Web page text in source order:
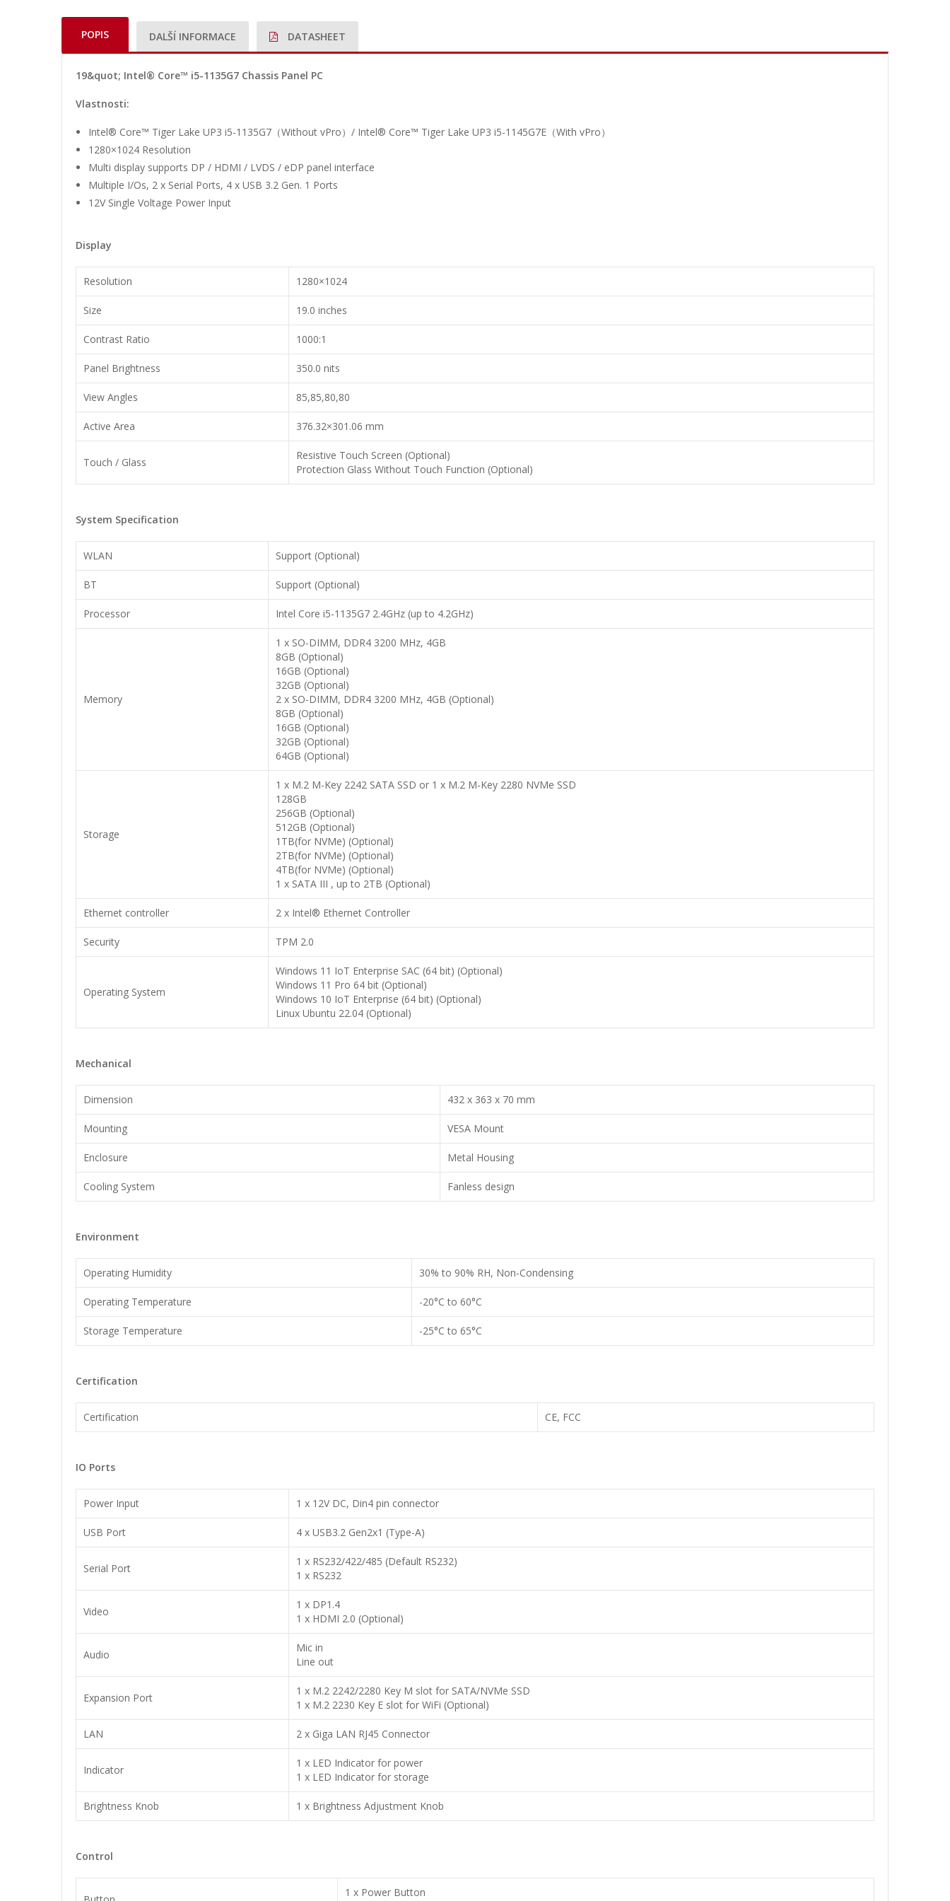
POPIS DALŠÍ INFORMACE DATASHEET
19&quot; Intel® Core™ i5-1135G7 Chassis Panel PC
Vlastnosti:
Intel® Core™ Tiger Lake UP3 i5-1135G7（Without vPro）/ Intel® Core™ Tiger Lake UP3 i5-1145G7E（With vPro）
1280×1024 Resolution
Multi display supports DP / HDMI / LVDS / eDP panel interface
Multiple I/Os, 2 x Serial Ports, 4 x USB 3.2 Gen. 1 Ports
12V Single Voltage Power Input
Display
Resolution 1280×1024
Size 19.0 inches
Contrast Ratio 1000:1
Panel Brightness 350.0 nits
View Angles 85,85,80,80
Active Area 376.32×301.06 mm
Touch / Glass
Resistive Touch Screen (Optional)
Protection Glass Without Touch Function (Optional)
System Specification
WLAN Support (Optional)
BT Support (Optional)
Processor Intel Core i5-1135G7 2.4GHz (up to 4.2GHz)
Memory
1 x SO-DIMM, DDR4 3200 MHz, 4GB
8GB (Optional)
16GB (Optional)
32GB (Optional)
2 x SO-DIMM, DDR4 3200 MHz, 4GB (Optional)
8GB (Optional)
16GB (Optional)
32GB (Optional)
64GB (Optional)
Storage
1 x M.2 M-Key 2242 SATA SSD or 1 x M.2 M-Key 2280 NVMe SSD
128GB
256GB (Optional)
512GB (Optional)
1TB(for NVMe) (Optional)
2TB(for NVMe) (Optional)
4TB(for NVMe) (Optional)
1 x SATA III , up to 2TB (Optional)
Ethernet controller 2 x Intel® Ethernet Controller
Security TPM 2.0
Operating System
Windows 11 IoT Enterprise SAC (64 bit) (Optional)
Windows 11 Pro 64 bit (Optional)
Windows 10 IoT Enterprise (64 bit) (Optional)
Linux Ubuntu 22.04 (Optional)
Mechanical
Dimension 432 x 363 x 70 mm
Mounting VESA Mount
Enclosure Metal Housing
Cooling System Fanless design
Environment
Operating Humidity 30% to 90% RH, Non-Condensing
Operating Temperature -20°C to 60°C
Storage Temperature -25°C to 65°C
Certification
Certification CE, FCC
IO Ports
Power Input 1 x 12V DC, Din4 pin connector
USB Port 4 x USB3.2 Gen2x1 (Type-A)
Serial Port
1 x RS232/422/485 (Default RS232)
1 x RS232
Video
1 x DP1.4
1 x HDMI 2.0 (Optional)
Audio
Mic in
Line out
Expansion Port
1 x M.2 2242/2280 Key M slot for SATA/NVMe SSD
1 x M.2 2230 Key E slot for WiFi (Optional)
LAN 2 x Giga LAN RJ45 Connector
Indicator
1 x LED Indicator for power
1 x LED Indicator for storage
Brightness Knob 1 x Brightness Adjustment Knob
Control
1 x Power Button